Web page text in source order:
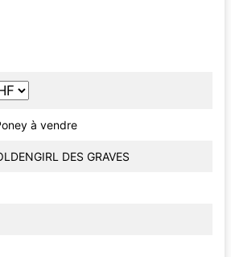
à vendre
DES GRAVES